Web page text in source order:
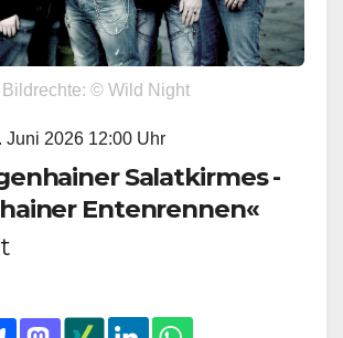
Bildrechte: © Wild Night
Juni 2026 12:00 Uhr
Salatkirmes -
Entenrennen«